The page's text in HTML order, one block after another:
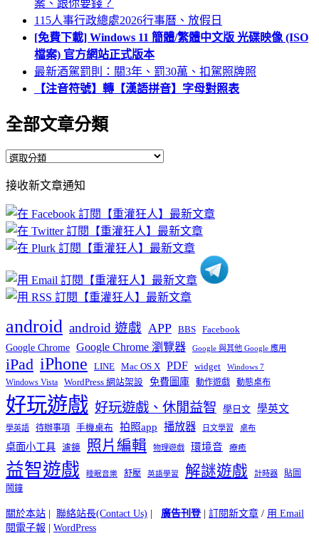
案、跟你要錢？
115人事行政總處2026行事曆、放假日
[免費下載] Windows 11 簡體/繁體中文版 光碟映像 (ISO
檔案) 官方網站正式版本
最新酒駕罰則：關3年、罰30萬、扣駕照牌照
【注音符號】轉【漢語拼音】字母對照表
全部文章分類
全
文
章
分
類
接收新文章通知
android android 遊戲 APP BBS Facebook
Google Chrome Google Chrome 瀏覽器 Google 與其他 Google 應用
iPad iPhone LINE Mac OS X PDF widget Windows 7
Windows Vista WordPress 網站架設 免費圖庫 動作遊戲 動態桌布
好玩遊戲 好玩遊戲、休閒益智 學日文 學英文
學英語 待辦事項 手機桌布 拍照app 播放器 日文學習 桌布
桌面小工具 濾鏡 照片編輯 物理遊戲 環境音 療癒
益智遊戲 睡眠音樂 舒壓 英語學習 解謎遊戲 計時器
貼圖
鬧鐘
關於本站 | 聯絡站長(Contact Us) | 廣告刊登| 訂閱新文章 / 用 Email
閱電子報 | WordPress